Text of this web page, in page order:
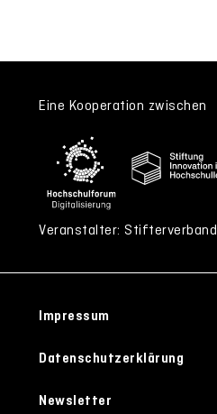
Eine Kooperation zwischen
Veranstalter: Stifterverband
Impressum
Datenschutzerklärung
Newsletter